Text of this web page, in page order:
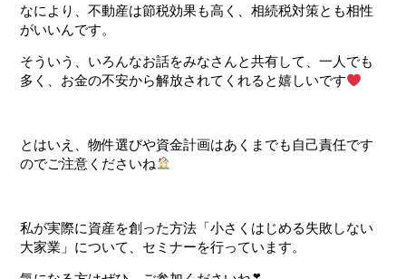
なにより、不動産は節税効果も高く、相続税対策とも相性
がいいんです。
そういう、いろんなお話をみなさんと共有して、一人でも
多く、お金の不安から解放されてくれると嬉しいです
とはいえ、物件選びや資金計画はあくまでも自己責任です
のでご注意くださいね
私が実際に資産を創った方法「小さくはじめる失敗しない
大家業」について、セミナーを行っています。